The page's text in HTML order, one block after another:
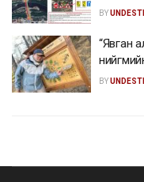
BY
“Явган
BY